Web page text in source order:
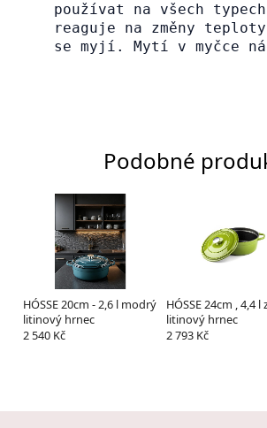
používat na všech
reaguje na změny
se myjí. Mytí v myčce
Podobné
HÓSSE 20cm - 2,6 l modrý
litinový hrnec
2 540 Kč
HÓSSE 24cm , 4,4 l
litinový hrnec
2 793 Kč